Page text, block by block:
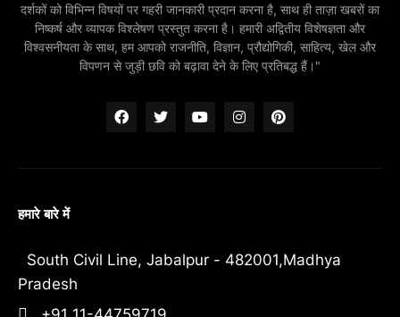
दर्शकों को विभिन्न विषयों पर गहरी जानकारी प्रदान करना है, साथ ही ताज़ा खबरों का
निष्कर्ष और व्यापक विश्लेषण प्रस्तुत करना है। हमारी अद्वितीय विशेषज्ञता और
विश्वसनीयता के साथ, हम आपको राजनीति, विज्ञान, प्रौद्योगिकी, साहित्य, खेल और
विपणन से जुड़ी छवि को बढ़ावा देने के लिए प्रतिबद्ध हैं।"
हमारे बारे में
South Civil Line, Jabalpur - 482001,Madhya
Pradesh